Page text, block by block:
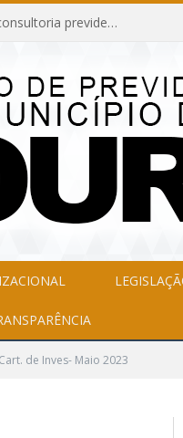
INEXIGIBILIDADE Nº 003/2026 (Contratação de consultoria previdenciária com finalidade de obtenção do CRP, confecção dos demonstrativos previdenciários DAIR, DIPR e DPIN, preparar e alimentar o CADPREV, em atendimento às demandas do Instituto de Previdência dos Servidores do Município de Soure – IPSMS, por um período de 10 (dez) meses)
de Inves- Maio 2023